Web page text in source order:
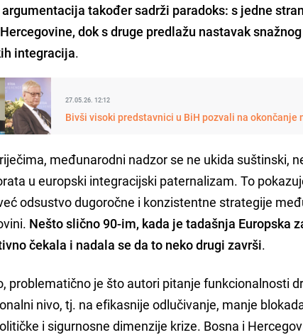
također sadrži paradoks: s jedne
dok s druge predlažu nastavak
integracija.
27.05.26. 12:12
Bivši visoki predstavnici u BiH pozvali na okončanje
međunarodni nadzor se ne ukida suštinski,
u europski integracijski paternalizam. To
odsustvo dugoročne i konzistentne strategije
Nešto slično 90-im, kada je tadašnja Europska
čekala i nadala se da to neko drugi završi.
problematično je što autori pitanje funkcionalnosti
nivo, tj. na efikasnije odlučivanje, manje
i sigurnosne dimenzije krize. Bosna i